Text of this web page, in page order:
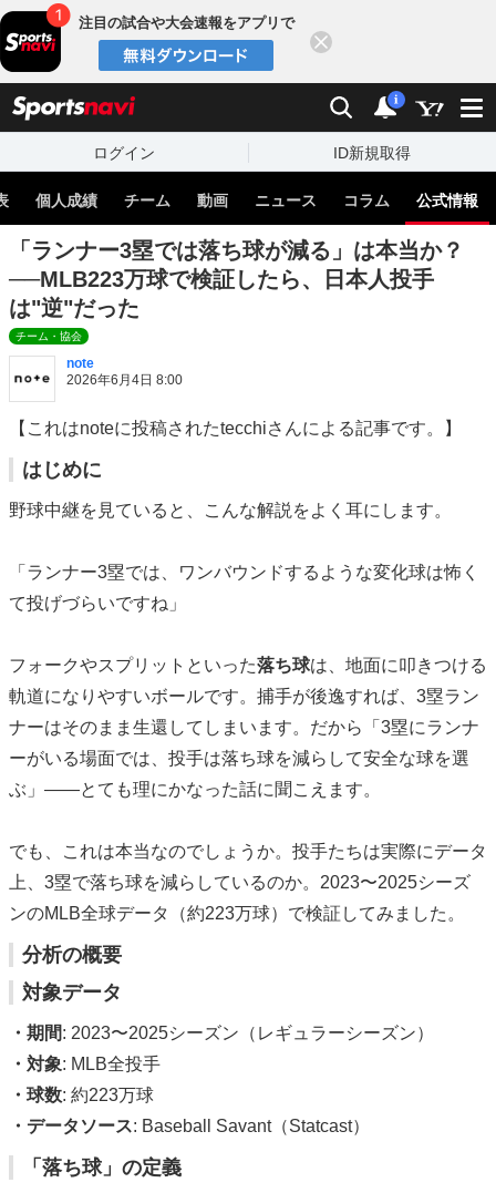
注目の試合や大会速報をアプリで
検索 通知
i
ログイン ID新規取得
個人成績 チーム 動画 ニュース コラム 公式情報
「ランナー3塁では落ち球が減る」は本当か？
──MLB223万球で検証したら、日本人投手
は"逆"だった
チーム・協会
note
2026年6月4日 8:00
【これはnoteに投稿されたtecchiさんによる記事です。】
はじめに
野球中継を見ていると、こんな解説をよく耳にします。
「ランナー3塁では、ワンバウンドするような変化球は怖く
て投げづらいですね」
フォークやスプリットといった落ち球は、地面に叩きつける
軌道になりやすいボールです。捕手が後逸すれば、3塁ラン
ナーはそのまま生還してしまいます。だから「3塁にランナ
ーがいる場面では、投手は落ち球を減らして安全な球を選
ぶ」——とても理にかなった話に聞こえます。
でも、これは本当なのでしょうか。投手たちは実際にデータ
上、3塁で落ち球を減らしているのか。2023〜2025シーズ
ンのMLB全球データ（約223万球）で検証してみました。
分析の概要
対象データ
・期間: 2023〜2025シーズン（レギュラーシーズン）
・対象: MLB全投手
・球数: 約223万球
・データソース: Baseball Savant（Statcast）
「落ち球」の定義